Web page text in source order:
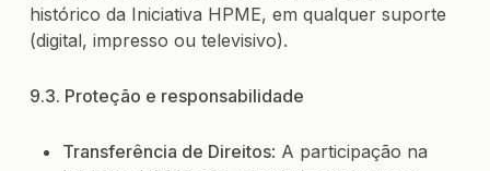
histórico da Iniciativa HPME, em qualquer suporte
(digital, impresso ou televisivo).
9.3. Proteção e responsabilidade
Transferência de Direitos: A participação na